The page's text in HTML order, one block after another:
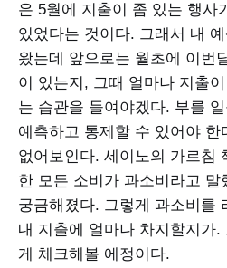
은 5월에 지출이 좀 있는 행사
있었다는 것이다. 그래서 내
왔는데 앞으로는 월초에 이번
이 있는지, 그때 얼마나 지출
는 습관을 들여야겠다. 부를
예측하고 통제할 수 있어야
없어보인다. 세이노의 가르침
한 모든 소비가 과소비라고
궁금해졌다. 그렇게 과소비를
내 지출에 얼마나 차지할지가.
게 체크해볼 에정이다.